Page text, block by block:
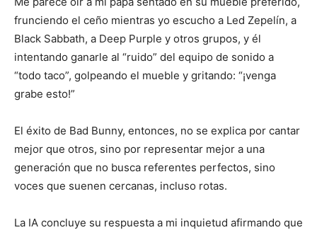
frunciendo el ceño mientras yo escucho a Led Zepelín, a
Black Sabbath, a Deep Purple y otros grupos, y él
intentando ganarle al “ruido” del equipo de sonido a
“todo taco”, golpeando el mueble y gritando: “¡venga
grabe esto!”
El éxito de Bad Bunny, entonces, no se explica por cantar
mejor que otros, sino por representar mejor a una
generación que no busca referentes perfectos, sino
voces que suenen cercanas, incluso rotas.
La IA concluye su respuesta a mi inquietud afirmando que